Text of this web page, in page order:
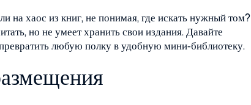
на хаос из книг, не понимая, где искать нужный том?
но не умеет хранить свои издания. Давайте
любую полку в удобную мини‑библиотеку.